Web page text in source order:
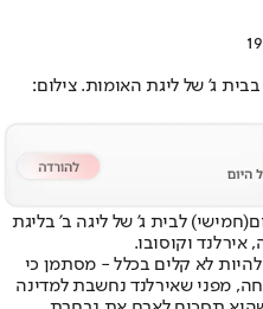
ג' של ליגת האומות. צילום:
(חמישי) לבית ג' של ליגה ב' בליגת
אירלנד וקוסובו.
לא קלים בכלל - מסתמן כי
מפני שאירלנד נחשבת למדינה